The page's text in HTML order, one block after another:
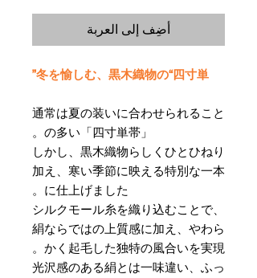
أضِف إلى العربة
冬を愉しむ、黒木織物の“四寸単”
通常は夏の装いに合わせられること
の多い「四寸単帯」。
しかし、黒木織物らしくひとひねり
加え、寒い季節に映える特別な一本
に仕上げました。
シルクモール糸を織り込むことで、
絹ならではの上質感に加え、やわら
かく起毛した独特の風合いを実現。
光沢感のある絹とは一味違い、ふっ